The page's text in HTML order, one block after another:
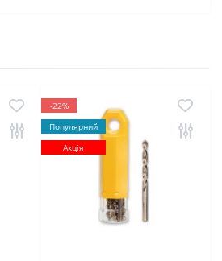
-22%
Популярний
Акція